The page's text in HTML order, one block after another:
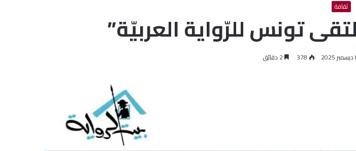
ثقافة
تونس للرّواية العربيّة”
378 2 دقائق